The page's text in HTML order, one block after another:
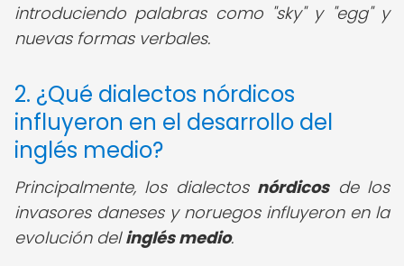
introduciendo palabras como "sky" y "egg" y
nuevas formas verbales.
2. ¿Qué dialectos nórdicos
influyeron en el desarrollo del
inglés medio?
Principalmente, los dialectos nórdicosde los
invasores daneses y noruegos influyeron en la
evolución delinglés medio.